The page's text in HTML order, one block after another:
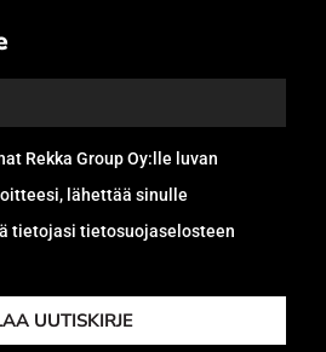
Rekka Group Oy:lle luvan
lähettää sinulle
tietojasi tietosuojaselosteen
UUTISKIRJE